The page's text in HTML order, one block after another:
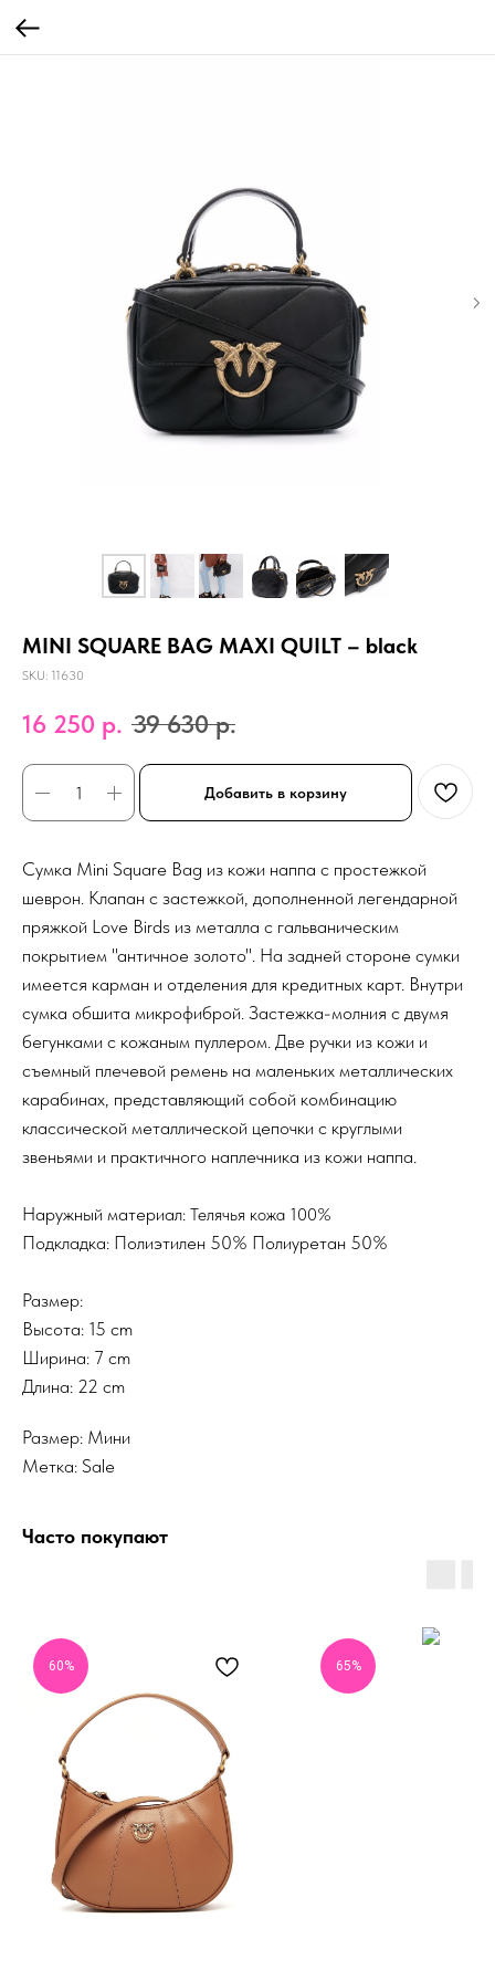
MINI SQUARE BAG MAXI QUILT – black
SKU: 11630
16 250 р. 39 630 р.
Добавить в корзину
Сумка Mini Square Bag из кожи наппа с простежкой
шеврон. Клапан с застежкой, дополненной легендарной
пряжкой Love Birds из металла с гальваническим
покрытием "античное золото". На задней стороне сумки
имеется карман и отделения для кредитных карт. Внутри
сумка обшита микрофиброй. Застежка-молния с двумя
бегунками с кожаным пуллером. Две ручки из кожи и
съемный плечевой ремень на маленьких металлических
карабинах, представляющий собой комбинацию
классической металлической цепочки с круглыми
звеньями и практичного наплечника из кожи наппа.
Наружный материал: Телячья кожа 100%
Подкладка: Полиэтилен 50% Полиуретан 50%
Размер:
Высота: 15 cm
Ширина: 7 cm
Длина: 22 cm
Размер: Мини
Метка: Sale
Часто покупают
60% 65%